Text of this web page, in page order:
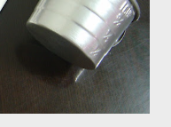
驗的朋友分享。) ◆ 馬鈴
避免受光線照射持續增加
儲存過的馬鈴薯，切開後
重。 2014/12/12修正，
穀物》 P82~85的文字